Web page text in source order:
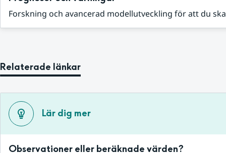
Forskning och avancerad modellutveckling för att du
Relaterade länkar
Lär dig mer
Observationer eller beräknade värden?